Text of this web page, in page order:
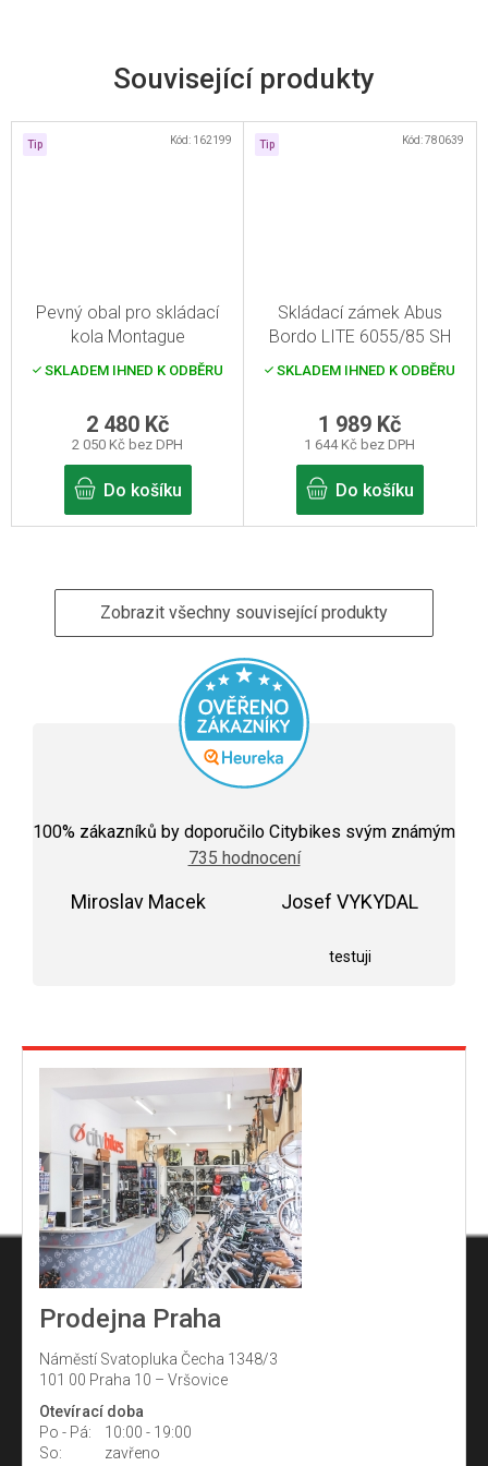
Související produkty
Tip
Pevný obal pro skládací
kola Montague
SKLADEM IHNED K ODBĚRU
2 050 Kč bez DPH
2 480 Kč
Do košíku
Kód: 162199 Tip
Skládací zámek Abus
Bordo LITE 6055/85 SH
černá
SKLADEM IHNED K ODBĚRU
1 644 Kč bez DPH
1 989 Kč
Do košíku
Kód:780639
Zobrazit všechny související produkty
hodnocení
obchodu
je
100% zákazníků by doporučilo Citybikes svým známým
735 hodnocení
Miroslav Macek Josef VYKYDAL
testuji
Prodejna Praha
Náměstí Svatopluka Čecha 1348/3
101 00 Praha 10 – Vršovice
Otevírací doba
Po - Pá:
10:00 - 19:00
So:
zavřeno